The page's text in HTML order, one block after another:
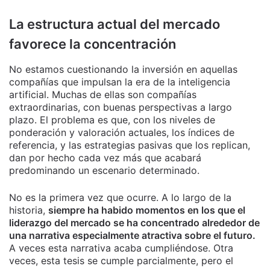
La estructura actual del mercado
favorece la concentración
No estamos cuestionando la inversión en aquellas
compañías que impulsan la era de la inteligencia
artificial. Muchas de ellas son compañías
extraordinarias, con buenas perspectivas a largo
plazo. El problema es que, con los niveles de
ponderación y valoración actuales, los índices de
referencia, y las estrategias pasivas que los replican,
dan por hecho cada vez más que acabará
predominando un escenario determinado.
No es la primera vez que ocurre. A lo largo de la
historia, siempre ha habido momentos en los que el
liderazgo del mercado se ha concentrado alrededor de
una narrativa especialmente atractiva sobre el futuro.
A veces esta narrativa acaba cumpliéndose. Otra
veces, esta tesis se cumple parcialmente, pero el